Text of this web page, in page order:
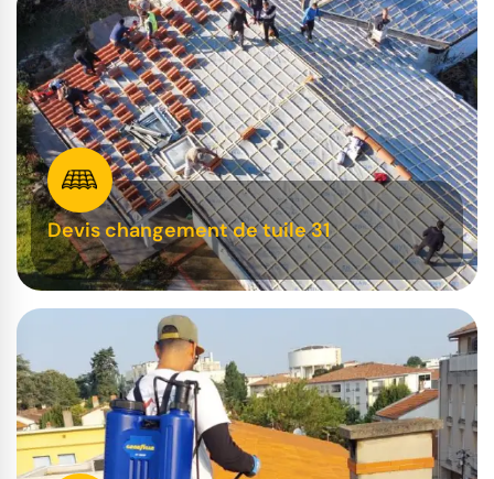
Devis changement de tuile 31